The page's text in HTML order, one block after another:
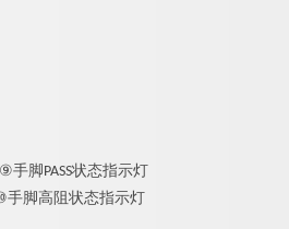
⑨手脚PASS状态指示灯
手脚高阻状态指示灯